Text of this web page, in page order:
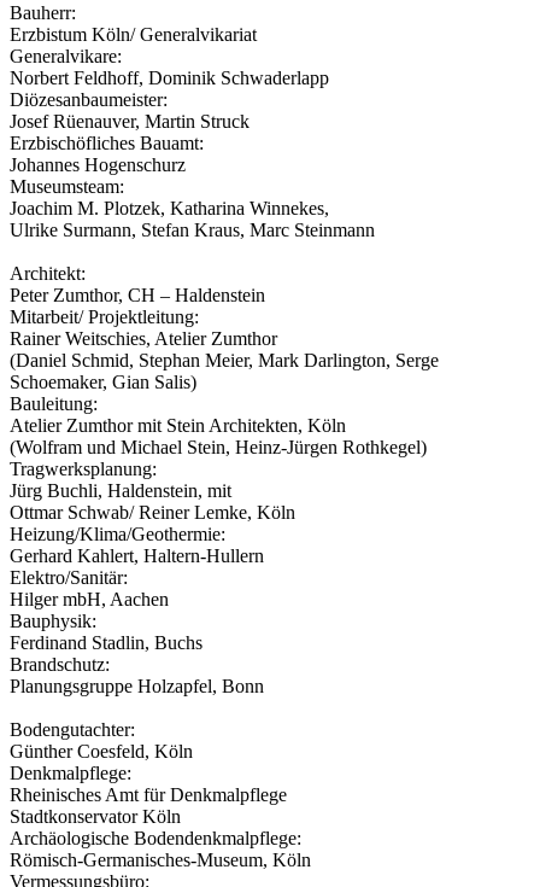
Bauherr:
Erzbistum Köln/ Generalvikariat
Generalvikare:
Norbert Feldhoff, Dominik Schwaderlapp
Diözesanbaumeister:
Josef Rüenauver, Martin Struck
Erzbischöfliches Bauamt:
Johannes Hogenschurz
Museumsteam:
Joachim M. Plotzek, Katharina Winnekes,
Ulrike Surmann, Stefan Kraus, Marc Steinmann
Architekt:
Peter Zumthor, CH – Haldenstein
Mitarbeit/ Projektleitung:
Rainer Weitschies, Atelier Zumthor
(Daniel Schmid, Stephan Meier, Mark Darlington, Serge
Schoemaker, Gian Salis)
Bauleitung:
Atelier Zumthor mit Stein Architekten, Köln
(Wolfram und Michael Stein, Heinz-Jürgen Rothkegel)
Tragwerksplanung:
Jürg Buchli, Haldenstein, mit
Ottmar Schwab/ Reiner Lemke, Köln
Heizung/Klima/Geothermie:
Gerhard Kahlert, Haltern-Hullern
Elektro/Sanitär:
Hilger mbH, Aachen
Bauphysik:
Ferdinand Stadlin, Buchs
Brandschutz:
Planungsgruppe Holzapfel, Bonn
Bodengutachter:
Günther Coesfeld, Köln
Denkmalpflege:
Rheinisches Amt für Denkmalpflege
Stadtkonservator Köln
Archäologische Bodendenkmalpflege:
Römisch-Germanisches-Museum, Köln
Vermessungsbüro: